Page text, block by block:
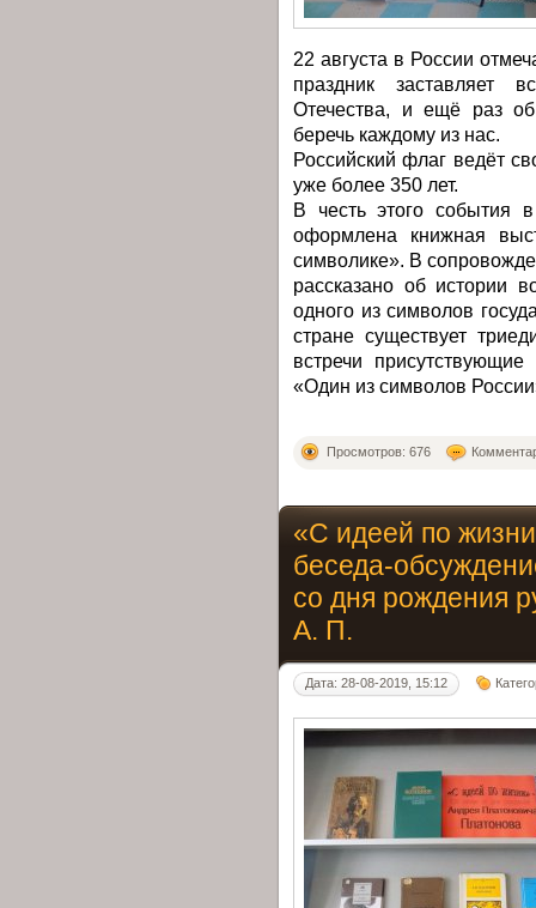
22 августа в России
праздник заставляет
Отечества, и ещё раз
беречь каждому из нас.
Российский флаг ведёт
уже более 350 лет.
В честь этого события
оформлена книжная
символике». В
рассказано об истории
одного из символов
стране существует
встречи
«Один из символов
Просмотров: 676
«С идеей по
беседа-
со дня рождения
А. П.
Дата: 28-08-2019, 15:12